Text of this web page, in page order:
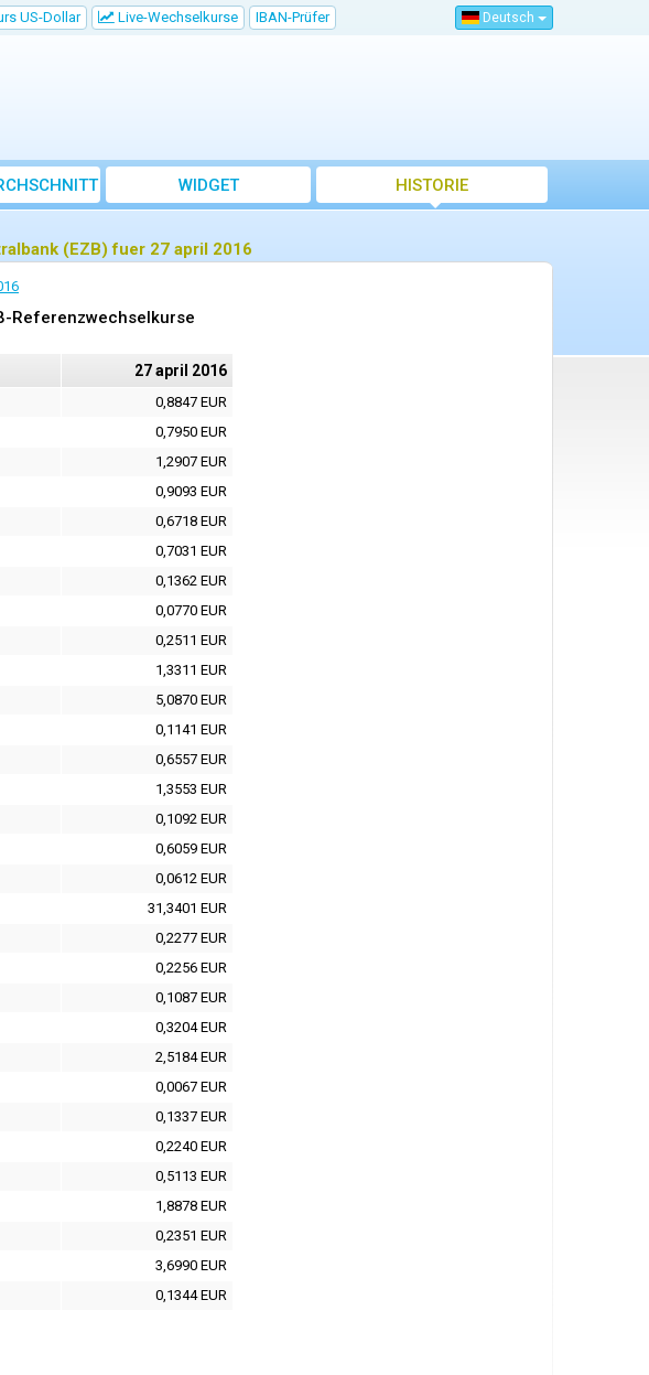
US-Dollar Live-Wechselkurse IBAN-Prüfer Deutsch
WIDGET HISTORIE
(EZB) fuer 27 april 2016
Referenzwechselkurse
27 april 2016
0,8847 EUR
0,7950 EUR
1,2907 EUR
0,9093 EUR
0,6718 EUR
0,7031 EUR
0,1362 EUR
0,0770 EUR
0,2511 EUR
1,3311 EUR
5,0870 EUR
0,1141 EUR
0,6557 EUR
1,3553 EUR
0,1092 EUR
0,6059 EUR
0,0612 EUR
31,3401 EUR
0,2277 EUR
0,2256 EUR
0,1087 EUR
0,3204 EUR
2,5184 EUR
0,0067 EUR
0,1337 EUR
0,2240 EUR
0,5113 EUR
1,8878 EUR
0,2351 EUR
3,6990 EUR
0,1344 EUR